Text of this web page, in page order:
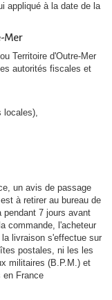
appliqué à la date de la
Mer
Territoire d'Outre-Mer
autorités fiscales et
locales),
un avis de passage
à retirer au bureau de
7 jours avant
commande, l'acheteur
livraison s'effectue sur
postales, ni les les
militaires (B.P.M.) et
en France